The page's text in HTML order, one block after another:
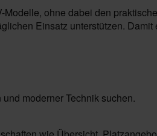
ohne dabei den
Einsatz unterstützen.
moderner Technik suchen.